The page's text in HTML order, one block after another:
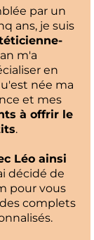
par un
ans, je suis
m'a
en
née ma
et mes
à offrir le
.
Léo ainsi
décidé de
pour vous
complets